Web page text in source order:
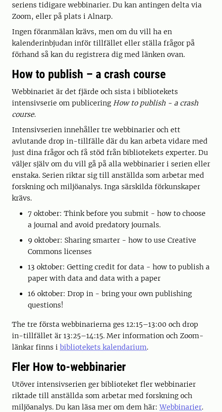
seriens tidigare webbinarier. Du kan antingen delta via
Zoom, eller på plats i Alnarp.
Ingen föranmälan krävs, men om du vill ha en
kalenderinbjudan inför tillfället eller ställa frågor på
förhand så kan du registrera dig med länken ovan.
How to publish – a crash course
Webbinariet är det fjärde och sista i bibliotekets
intensivserie om publiceringHow to publish - a crash
course.
Intensivserien innehåller tre webbinarier och ett
avlutande drop in-tillfälle där du kan arbeta vidare med
just dina frågor och få stöd från bibliotekets experter. Du
väljer själv om du vill gå på alla webbinarier i serien eller
enstaka. Serien riktar sig till anställda som arbetar med
forskning och miljöanalys. Inga särskilda förkunskaper
krävs.
7 oktober: Think before you submit - how to choose
a journal and avoid predatory journals.
9 oktober: Sharing smarter - how to use Creative
Commons licenses
13 oktober: Getting credit for data - how to publish a
paper with data and data with a paper
16 oktober: Drop in - bring your own publishing
questions!
The tre första webbinarierna ges 12:15–13:00 och drop
in-tillfället är 13:25–14:15. Mer information och Zoom-
länkar finns i bibliotekets kalendarium.
Fler How to-webbinarier
Utöver intensivserien ger biblioteket fler webbinarier
riktade till anställda som arbetar med forskning och
miljöanalys. Du kan läsa mer om dem här:Webbinarier.